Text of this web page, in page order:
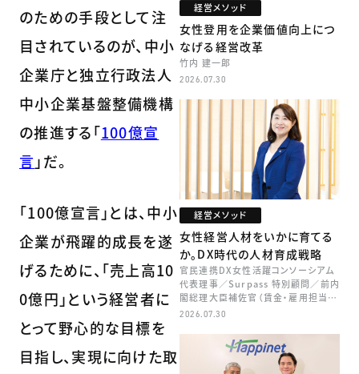
のための手段として注
目されているのが、中小
企業庁と独立行政法人
中小企業基盤整備機構
の推進する「100億宣
言 」だ。
「100億宣言」とは、中小
企業が飛躍的成長を遂
げるために、「売上高10
0億円」という経営者に
とって野心的な目標を
目指し、実現に向けた取
経営メソッド
女性登用を企業価値向上につ
なげる経営改革
竹内 建一郎
2026.07.30
経営メソッド
女性経営人材をいかに育てる
か。DX時代の人材育成戦略
官民連携DX女性活躍コンソーシアム
代表理事／Surpass 特別顧問／前内
閣総理大臣補佐官（賃金・雇用担当）
矢田 稚子
2026.07.30